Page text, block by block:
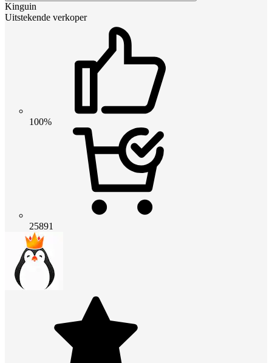
Kinguin
Uitstekende verkoper
100%
25891